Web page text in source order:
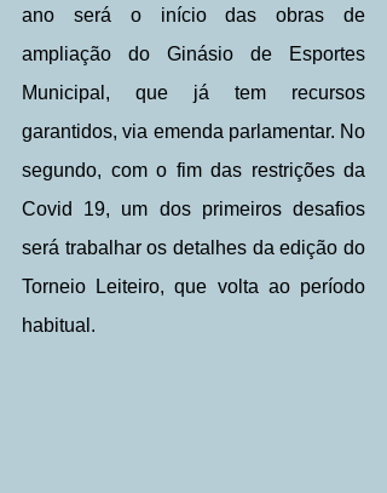
ano será o início das obras de
ampliação do Ginásio de Esportes
Municipal, que já tem recursos
garantidos, via emenda parlamentar. No
segundo, com o fim das restrições da
Covid 19, um dos primeiros desafios
será trabalhar os detalhes da edição do
Torneio Leiteiro, que volta ao período
habitual.